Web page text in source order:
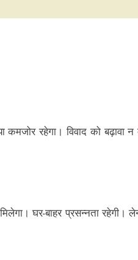
कमजोर रहेगा। विवाद को
घर-बाहर प्रसन्नता